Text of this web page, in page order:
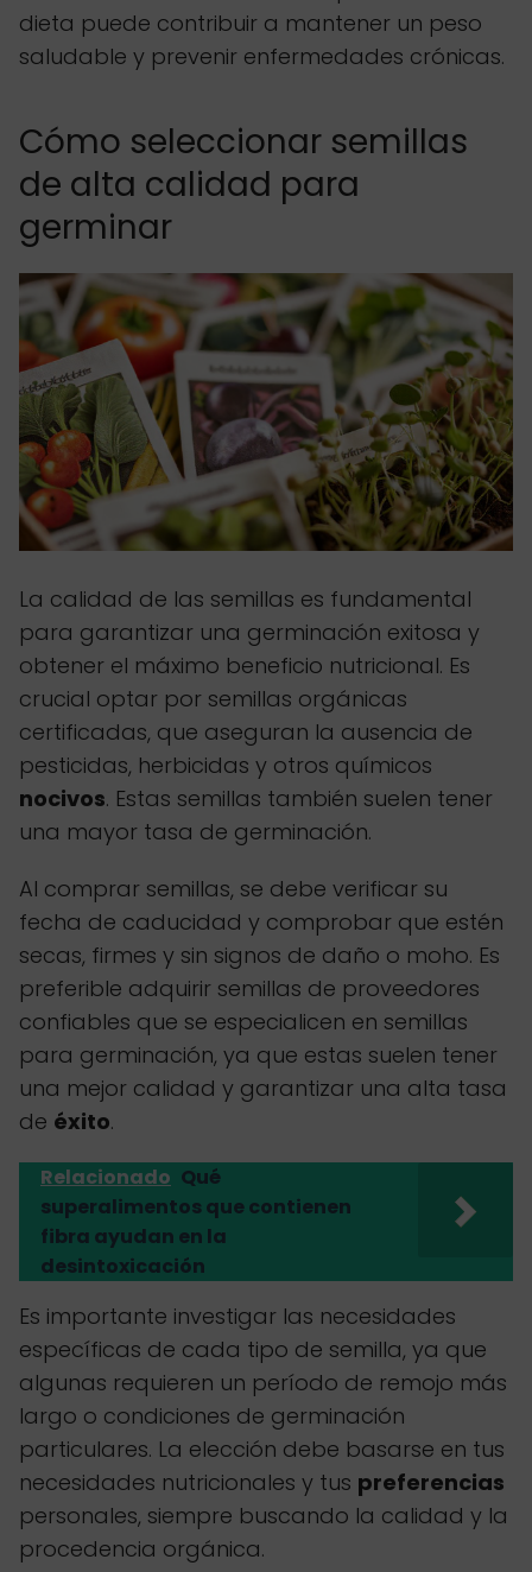
dieta puede contribuir a mantener un peso
saludable y prevenir enfermedades crónicas.
Cómo seleccionar semillas
de alta calidad para
germinar
La calidad de las semillas es fundamental
para garantizar una germinación exitosa y
obtener el máximo beneficio nutricional. Es
crucial optar por semillas orgánicas
certificadas, que aseguran la ausencia de
pesticidas, herbicidas y otros químicos
nocivos. Estas semillas también suelen tener
una mayor tasa de germinación.
Al comprar semillas, se debe verificar su
fecha de caducidad y comprobar que estén
secas, firmes y sin signos de daño o moho. Es
preferible adquirir semillas de proveedores
confiables que se especialicen en semillas
para germinación, ya que estas suelen tener
una mejor calidad y garantizar una alta tasa
de éxito.
Relacionado Qué
superalimentos que contienen
fibra ayudan en la
desintoxicación
Es importante investigar las necesidades
específicas de cada tipo de semilla, ya que
algunas requieren un período de remojo más
largo o condiciones de germinación
particulares. La elección debe basarse en tus
necesidades nutricionales y tus preferencias
personales, siempre buscando la calidad y la
procedencia orgánica.